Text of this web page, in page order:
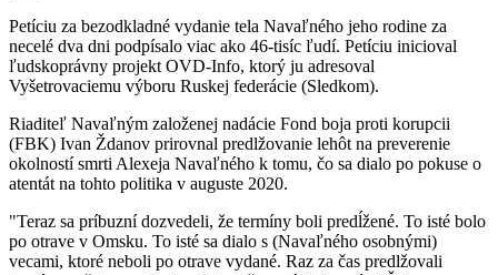
Petíciu za bezodkladné vydanie tela Navaľného jeho rodine za
necelé dva dni podpísalo viac ako 46-tisíc ľudí. Petíciu inicioval
ľudskoprávny projekt OVD-Info, ktorý ju adresoval
Vyšetrovaciemu výboru Ruskej federácie (Sledkom).
Riaditeľ Navaľným založenej nadácie Fond boja proti korupcii
(FBK) Ivan Ždanov prirovnal predlžovanie lehôt na preverenie
okolností smrti Alexeja Navaľného k tomu, čo sa dialo po pokuse o
atentát na tohto politika v auguste 2020.
"Teraz sa príbuzní dozvedeli, že termíny boli predĺžené. To isté bolo
po otrave v Omsku. To isté sa dialo s (Navaľného osobnými)
vecami, ktoré neboli po otrave vydané. Raz za čas predlžovali